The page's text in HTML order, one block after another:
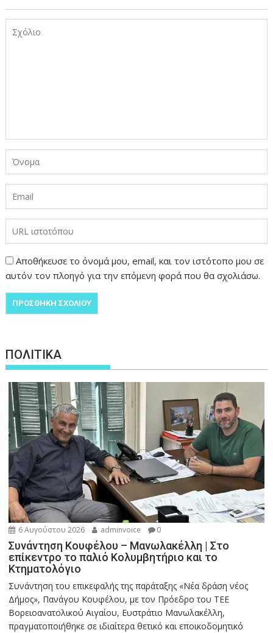
Αποθήκευσε το όνομά μου, email, και τον ιστότοπο μου σε
αυτόν τον πλοηγό για την επόμενη φορά που θα σχολιάσω.
ΠΟΛΙΤΙΚΑ
6 Αυγούστου 2026 adminvoice 0
Συνάντηση Κουφέλου – Μανωλακέλλη | Στο
επίκεντρο το παλιό Κολυμβητήριο και το
Κτηματολόγιο
Συνάντηση του επικεφαλής της παράταξης «Νέα δράση νέος
Δήμος», Πανάγου Κουφέλου, με τον Πρόεδρο του ΤΕΕ
Βορειοανατολικού Αιγαίου, Ευστράτιο Μανωλακέλλη,
πραγματοποιήθηκε σε ιδιαίτερα θετικό και εποικοδομητικό